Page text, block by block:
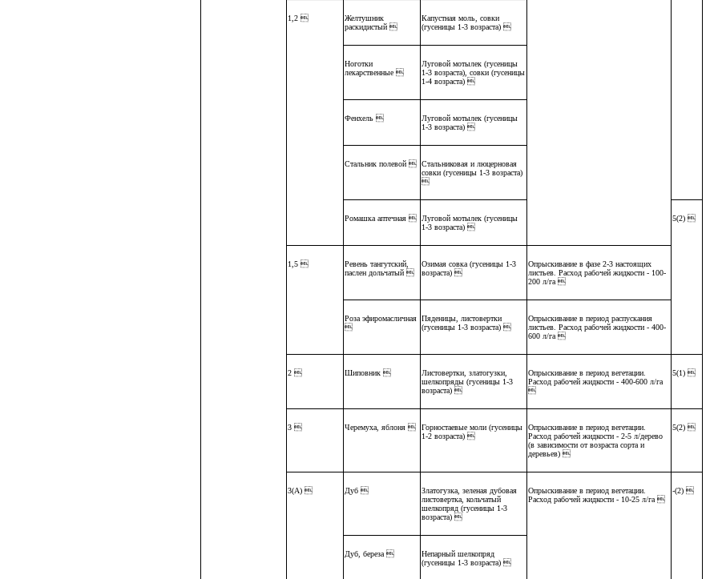
1,2 
Желтушник
раскидистый 
Капустная моль, совки
(гусеницы 1-3 возраста) 
Ноготки
лекарственные 
Луговой мотылек (гусеницы
1-3 возраста), совки (гусеницы
1-4 возраста) 
Фенхель 
Луговой мотылек (гусеницы
1-3 возраста) 
Стальник полевой  Стальниковая и люцерновая
совки (гусеницы 1-3 возраста)

Ромашка аптечная 
Луговой мотылек (гусеницы
1-3 возраста) 
5(2) 
1,5 
Ревень тангутский,
паслен дольчатый 
Озимая совка (гусеницы 1-3
возраста) 
Опрыскивание в фазе 2-3 настоящих
листьев. Расход рабочей жидкости - 100-
200 л/га 
Роза эфиромасличная

Пяденицы, листовертки
(гусеницы 1-3 возраста) 
Опрыскивание в период распускания
листьев. Расход рабочей жидкости - 400-
600 л/га 
2  Шиповник 
Листовертки, златогузки,
шелкопряды (гусеницы 1-3
возраста) 
Опрыскивание в период вегетации.
Расход рабочей жидкости - 400-600 л/га

5(1) 
3  Черемуха, яблоня 
Горностаевые моли (гусеницы
1-2 возраста) 
Опрыскивание в период вегетации.
Расход рабочей жидкости - 2-5 л/дерево
(в зависимости от возраста сорта и
деревьев) 
5(2) 
3(А)  Дуб 
Златогузка, зеленая дубовая
листовертка, кольчатый
шелкопряд (гусеницы 1-3
возраста) 
Опрыскивание в период вегетации.
Расход рабочей жидкости - 10-25 л/га 
-(2) 
Дуб, береза 
Непарный шелкопряд
(гусеницы 1-3 возраста) 